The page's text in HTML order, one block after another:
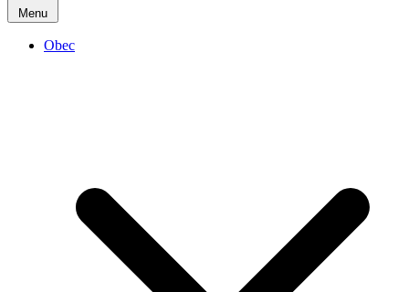
Menu
Obec